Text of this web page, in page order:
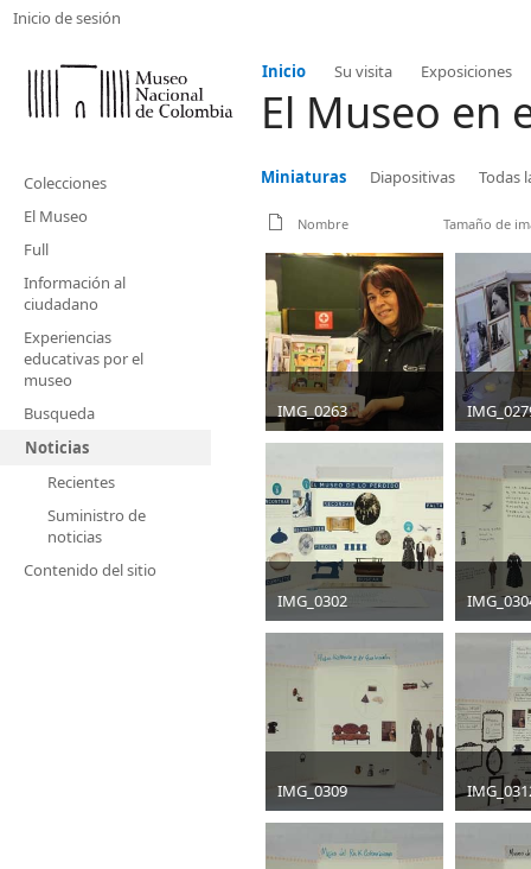
Inicio de sesión
Inicio Su visita Exposiciones
El Museo en
Colecciones
El Museo
Full
Información al
ciudadano
Experiencias
educativas por el
museo
Busqueda
Noticias
Recientes
Suministro de
noticias
Contenido del sitio
Miniaturas Diapositivas Todas
Nombre Tamaño de
IMG_0263
jpg400 x 267
jpg400
39 KB
IMG_0302
jpg400 x 267
36 KB
jpg400
IMG_0309
jpg400 x 267
jpg400
41 KB